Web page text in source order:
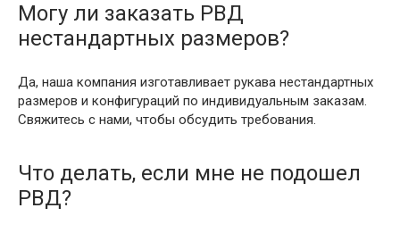
Могу ли заказать РВД
нестандартных размеров?
Да, наша компания изготавливает рукава нестандартных
размеров и конфигураций по индивидуальным заказам.
Свяжитесь с нами, чтобы обсудить требования.
Что делать, если мне не подошел
РВД?